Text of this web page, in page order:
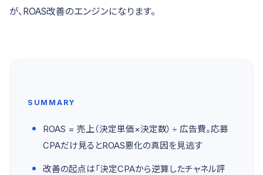
が、ROAS改善のエンジンになります。
SUMMARY
ROAS = 売上（決定単価×決定数）÷ 広告費。応募
CPAだけ見るとROAS悪化の真因を見逃す
改善の起点は「決定CPAから逆算したチャネル評